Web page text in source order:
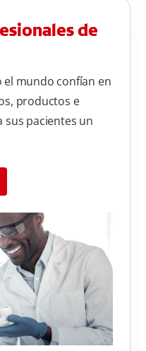
de
mundo confían en
productos e
pacientes un